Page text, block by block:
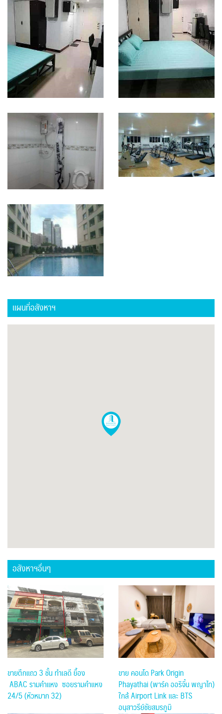
แผนที่อสังหาฯ
อสังหาฯอื่นๆ
ขายตึกแถว 3 ชั้น ทำเลดี ยื้อง
ABAC รามคำแหง ซอยรามคำแหง
24/5 (หัวหมาก 32)
ขาย คอนโด Park Origin
Phayathai (พาร์ค ออริจิ้น พญาไท)
ใกล้ Airport Link และ BTS
อนุสาวรีย์ชัยสมรภูมิ